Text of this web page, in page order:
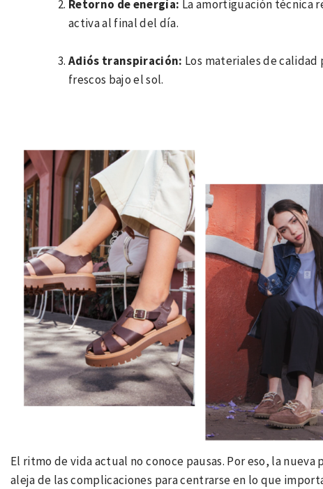
Retorno de energía: La amortiguación técnica
activa al final del día.
Adiós transpiración: Los materiales de
frescos bajo el sol.
El ritmo de vida actual no conoce pausas. Por eso, la
aleja de las complicaciones para centrarse en lo que